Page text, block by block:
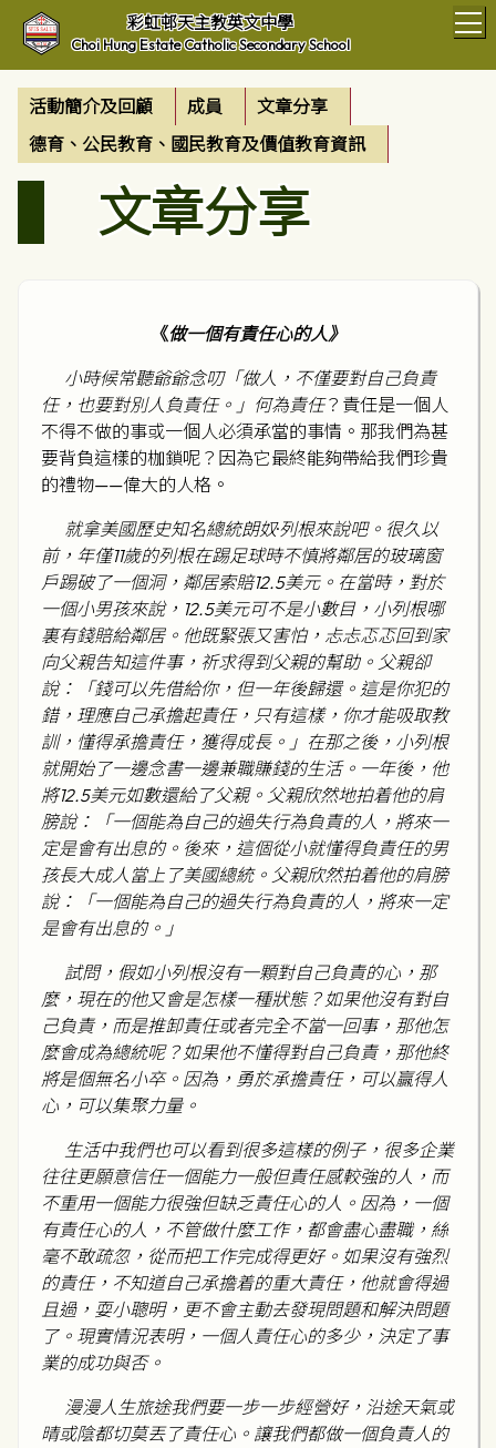
彩虹邨天主教英文中學
Choi Hung Estate Catholic Secondary School
活動簡介及回顧 成員
文章分享
德育、公民教育、國民教育及價值教育資訊
文章分享
《做一個有責任心的人》
小時候常聽爺爺念叨「做人，不僅要對自己負責
任，也要對別人負責任。」何為責任？責任是一個人
不得不做的事或一個人必須承當的事情。那我們為甚
要背負這樣的枷鎖呢？因為它最終能夠帶給我們珍貴
的禮物——偉大的人格。
就拿美國歷史知名總統朗奴·列根來說吧。很久以
前，年僅11歲的列根在踢足球時不慎將鄰居的玻璃窗
戶踢破了一個洞，鄰居索賠12.5美元。在當時，對於
一個小男孩來說，12.5美元可不是小數目，小列根哪
裏有錢賠給鄰居。他既緊張又害怕，忐忐忑忑回到家
向父親告知這件事，祈求得到父親的幫助。父親卻
說：「錢可以先借給你，但一年後歸還。這是你犯的
錯，理應自己承擔起責任，只有這樣，你才能吸取教
訓，懂得承擔責任，獲得成長。」在那之後，小列根
就開始了一邊念書一邊兼職賺錢的生活。一年後，他
將12.5美元如數還給了父親。父親欣然地拍着他的肩
膀說：「一個能為自己的過失行為負責的人，將來一
定是會有出息的。後來，這個從小就懂得負責任的男
孩長大成人當上了美國總統。父親欣然拍着他的肩膀
說：「一個能為自己的過失行為負責的人，將來一定
是會有出息的。」
試問，假如小列根沒有一顆對自己負責的心，那
麼，現在的他又會是怎樣一種狀態？如果他沒有對自
己負責，而是推卸責任或者完全不當一回事，那他怎
麼會成為總統呢？如果他不懂得對自己負責，那他終
將是個無名小卒。因為，勇於承擔責任，可以贏得人
心，可以集聚力量。
生活中我們也可以看到很多這樣的例子，很多企業
往往更願意信任一個能力一般但責任感較強的人，而
不重用一個能力很強但缺乏責任心的人。因為，一個
有責任心的人，不管做什麼工作，都會盡心盡職，絲
毫不敢疏忽，從而把工作完成得更好。如果沒有強烈
的責任，不知道自己承擔着的重大責任，他就會得過
且過，耍小聰明，更不會主動去發現問題和解決問題
了。現實情況表明，一個人責任心的多少，決定了事
業的成功與否。
漫漫人生旅途我們要一步一步經營好，沿途天氣或
晴或陰都切莫丟了責任心。讓我們都做一個負責人的